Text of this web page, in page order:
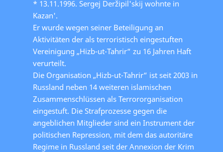
* 13.11.1996. Sergej Deržipil'skij wohnte in
Kazan'.
Er wurde wegen seiner Beteiligung an
Aktivitäten der als terroristisch eingestuften
Vereinigung „Hizb-ut-Tahrir“ zu 16 Jahren Haft
verurteilt.
Die Organisation „Hizb-ut-Tahrir“ ist seit 2003 in
Russland neben 14 weiteren islamischen
Zusammenschlüssen als Terrororganisation
eingestuft. Die Strafprozesse gegen die
angeblichen Mitglieder sind ein Instrument der
politischen Repression, mit dem das autoritäre
Regime in Russland seit der Annexion der Krim